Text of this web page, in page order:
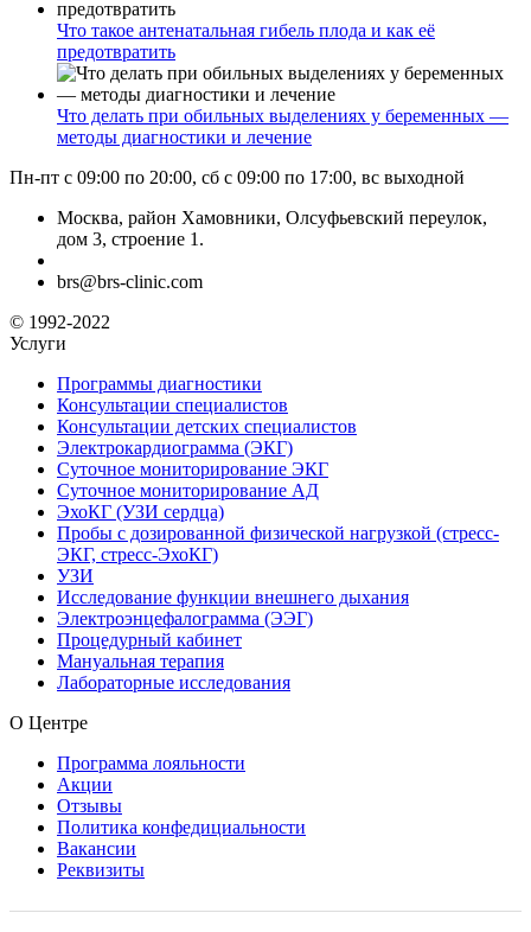
Что такое антенатальная гибель плода и как её
предотвратить
Что делать при обильных выделениях у беременных —
методы диагностики и лечение
Пн-пт с 09:00 по 20:00, сб с 09:00 по 17:00, вс выходной
Москва, район Хамовники, Олсуфьевский переулок,
дом 3, строение 1.
brs@brs-clinic.com
© 1992-2022
Услуги
Программы диагностики
Консультации специалистов
Консультации детских специалистов
Электрокардиограмма (ЭКГ)
Суточное мониторирование ЭКГ
Суточное мониторирование АД
ЭхоКГ (УЗИ сердца)
Пробы с дозированной физической нагрузкой (стресс-
ЭКГ, стресс-ЭхоКГ)
УЗИ
Исследование функции внешнего дыхания
Электроэнцефалограмма (ЭЭГ)
Процедурный кабинет
Мануальная терапия
Лабораторные исследования
О Центре
Программа лояльности
Акции
Отзывы
Политика конфедициальности
Вакансии
Реквизиты